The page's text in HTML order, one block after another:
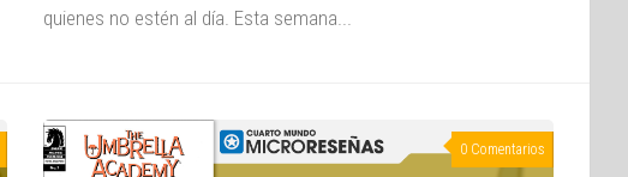
quienes no estén al día. Esta semana...
0 Comentarios